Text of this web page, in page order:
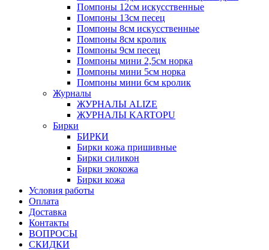
Помпоны 12см искусственные
Помпоны 13см песец
Помпоны 8см искусственные
Помпоны 8см кролик
Помпоны 9см песец
Помпоны мини 2,5см норка
Помпоны мини 5см норка
Помпоны мини 6см кролик
Журналы
ЖУРНАЛЫ ALIZE
ЖУРНАЛЫ KARTOPU
Бирки
БИРКИ
Бирки кожа пришивные
Бирки силикон
Бирки экокожа
Бирки кожа
Условия работы
Оплата
Доставка
Контакты
ВОПРОСЫ
СКИДКИ